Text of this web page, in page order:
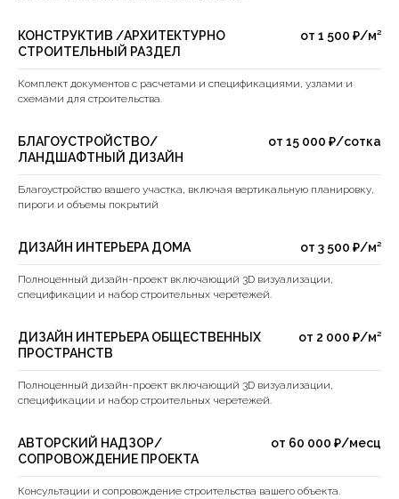
КОНСТРУКТИВ /АРХИТЕКТУРНО
СТРОИТЕЛЬНЫЙ РАЗДЕЛ
от 1 500 ₽/м²
Комплект документов с расчетами и спецификациями, узлами и
схемами для строительства.
БЛАГОУСТРОЙСТВО/
ЛАНДШАФТНЫЙ ДИЗАЙН
от 15 000 ₽/сотка
Благоустройство вашего участка, включая вертикальную планировку,
пироги и объемы покрытий
ДИЗАЙН ИНТЕРЬЕРА ДОМА от 3 500 ₽/м²
Полноценный дизайн-проект включающий 3D визуализации,
спецификации и набор строительных черетежей.
ДИЗАЙН ИНТЕРЬЕРА ОБЩЕСТВЕННЫХ
ПРОСТРАНСТВ
от 2 000 ₽/м²
Полноценный дизайн-проект включающий 3D визуализации,
спецификации и набор строительных черетежей.
АВТОРСКИЙ НАДЗОР/
СОПРОВОЖДЕНИЕ ПРОЕКТА
от 60 000 ₽/месц
Консультации и сопровождение строительства вашего объекта.